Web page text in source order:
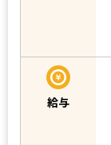
給与